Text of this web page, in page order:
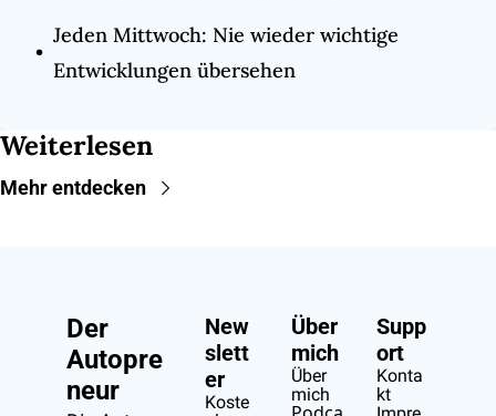
Jeden Mittwoch: Nie wieder wichtige
Entwicklungen übersehen
Weiterlesen
Mehr entdecken
Der
Autopre
neur
New
slett
er
Koste
Über
mich
Über
mich
Supp
ort
Konta
kt